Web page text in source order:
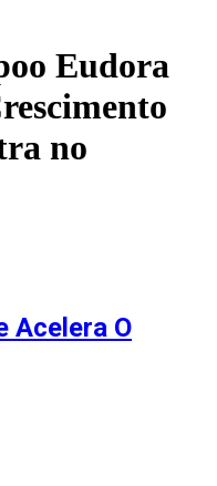
Eudora
no
Acelera O